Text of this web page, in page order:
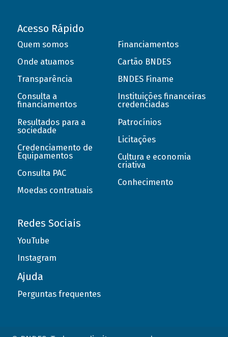
Acesso Rápido
Quem somos
Onde atuamos
Transparência
Consulta a
financiamentos
Resultados para a
sociedade
Credenciamento de
Equipamentos
Consulta PAC
Moedas contratuais
Financiamentos
Cartão BNDES
BNDES Finame
Instituições financeiras
credenciadas
Patrocínios
Licitações
Cultura e economia
criativa
Conhecimento
Redes Sociais
YouTube
Instagram
Ajuda
Perguntas frequentes